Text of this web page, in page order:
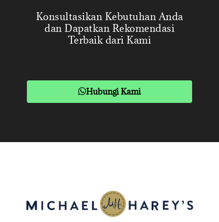
Konsultasikan Kebutuhan Anda
dan Dapatkan Rekomendasi
Terbaik dari Kami
Hubungi Kami